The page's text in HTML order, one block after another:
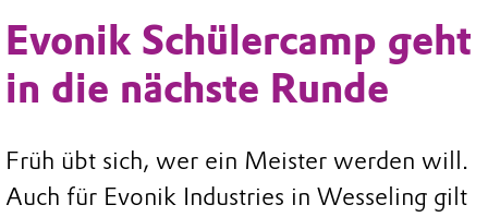
Evonik Schülercamp geht
in die nächste Runde
Früh übt sich, wer ein Meister werden will.
Auch für Evonik Industries in Wesseling gilt